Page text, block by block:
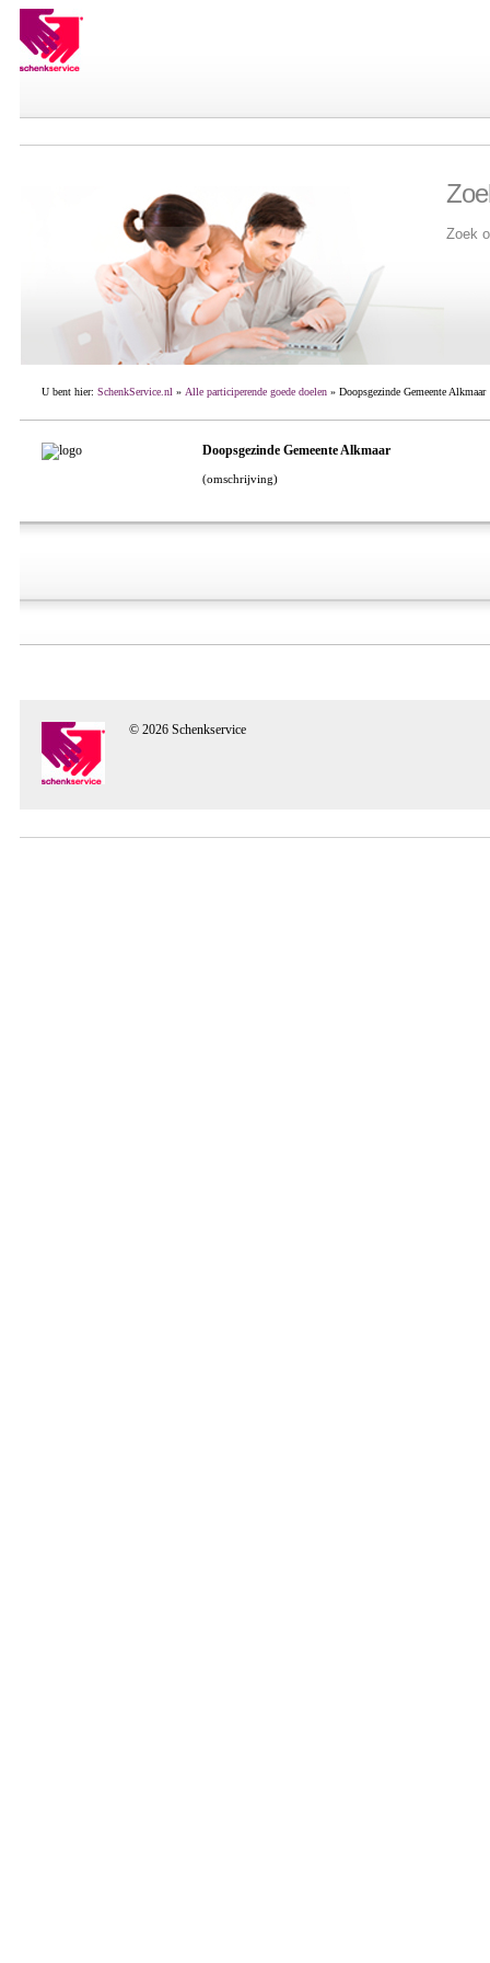
Zoek
U bent hier: SchenkService.nl » Alle participerende goede doelen» Doopsgezinde Gemeente Alkmaar
Doopsgezinde Gemeente Alkmaar
(omschrijving)
© 2026 Schenkservice